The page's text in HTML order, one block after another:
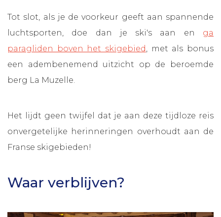
Tot slot, als je de voorkeur geeft aan spannende
luchtsporten, doe dan je ski's aan en ga
paragliden boven het skigebied, met als bonus
een adembenemend uitzicht op de beroemde
berg La Muzelle.
Het lijdt geen twijfel dat je aan deze tijdloze reis
onvergetelijke herinneringen overhoudt aan de
Franse skigebieden!
Waar verblijven?